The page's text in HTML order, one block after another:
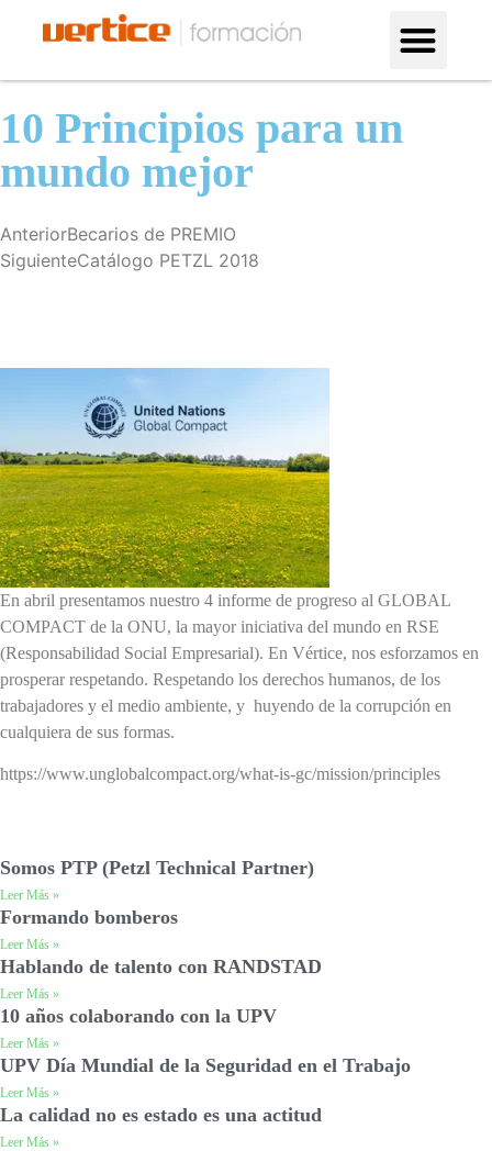
10 Principios para un
mundo mejor
AnteriorBecarios de PREMIO
SiguienteCatálogo PETZL 2018
En abril presentamos nuestro 4 informe de progreso al GLOBAL
COMPACT de la ONU, la mayor iniciativa del mundo en RSE
(Responsabilidad Social Empresarial). En Vértice, nos esforzamos en
prosperar respetando. Respetando los derechos humanos, de los
trabajadores y el medio ambiente, y huyendo de la corrupción en
cualquiera de sus formas.
https://www.unglobalcompact.org/what-is-gc/mission/principles
Somos PTP (Petzl Technical Partner)
Leer Más »
Formando bomberos
Leer Más »
Hablando de talento con RANDSTAD
Leer Más »
10 años colaborando con la UPV
Leer Más »
UPV Día Mundial de la Seguridad en el Trabajo
Leer Más »
La calidad no es estado es una actitud
Leer Más »